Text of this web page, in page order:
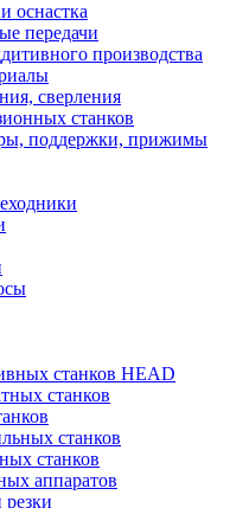
оснастка
передачи
производства
сверления
станков
поддержки, прижимы
станков HEAD
станков
станков
станков
аппаратов